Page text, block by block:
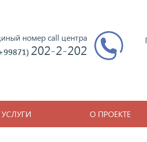
УСЛУГИ О ПРОЕКТЕ
номер call центра
202-2-202